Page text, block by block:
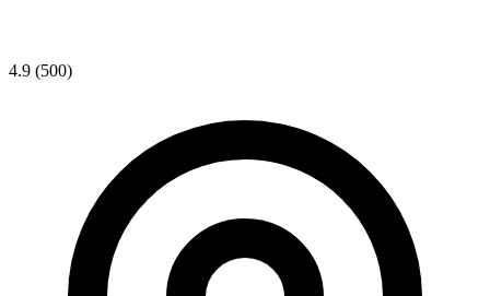
4.9 (500)